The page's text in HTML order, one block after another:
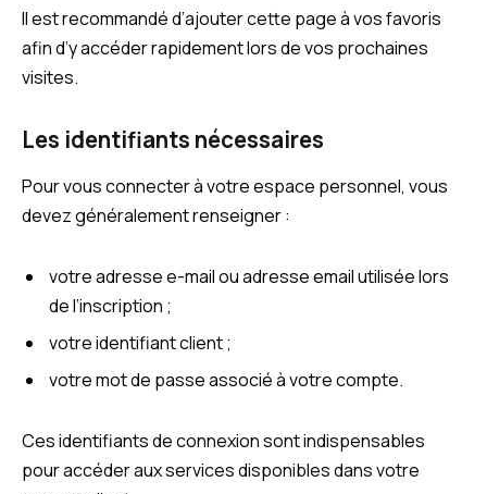
Il est recommandé d’ajouter cette page à vos favoris
afin d’y accéder rapidement lors de vos prochaines
visites.
Les identifiants nécessaires
Pour vous connecter à votre espace personnel, vous
devez généralement renseigner :
votre adresse e-mail ou adresse email utilisée lors
de l’inscription ;
votre identifiant client ;
votre mot de passe associé à votre compte.
Ces identifiants de connexion sont indispensables
pour accéder aux services disponibles dans votre